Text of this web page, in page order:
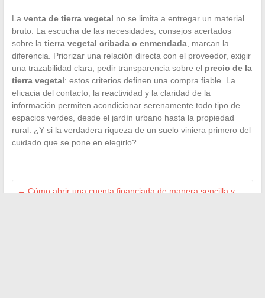
La venta de tierra vegetal no se limita a entregar un material
bruto. La escucha de las necesidades, consejos acertados
sobre la tierra vegetal cribada o enmendada, marcan la
diferencia. Priorizar una relación directa con el proveedor, exigir
una trazabilidad clara, pedir transparencia sobre el precio de la
tierra vegetal: estos criterios definen una compra fiable. La
eficacia del contacto, la reactividad y la claridad de la
información permiten acondicionar serenamente todo tipo de
espacios verdes, desde el jardín urbano hasta la propiedad
rural. ¿Y si la verdadera riqueza de un suelo viniera primero del
cuidado que se pone en elegirlo?
← Cómo abrir una cuenta financiada de manera sencilla y